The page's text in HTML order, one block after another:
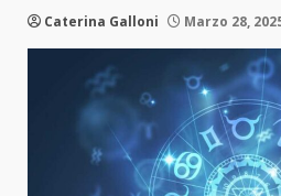
Caterina Galloni Marzo 28,